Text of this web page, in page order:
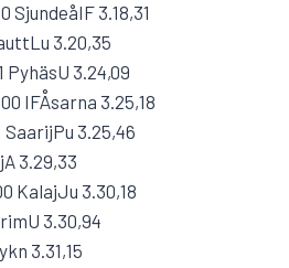
SjundeåIF 3.18,31
3.20,35
3.24,09
IFÅsarna 3.25,18
3.25,46
3.29,33
KalajJu 3.30,18
3.30,94
3.31,15